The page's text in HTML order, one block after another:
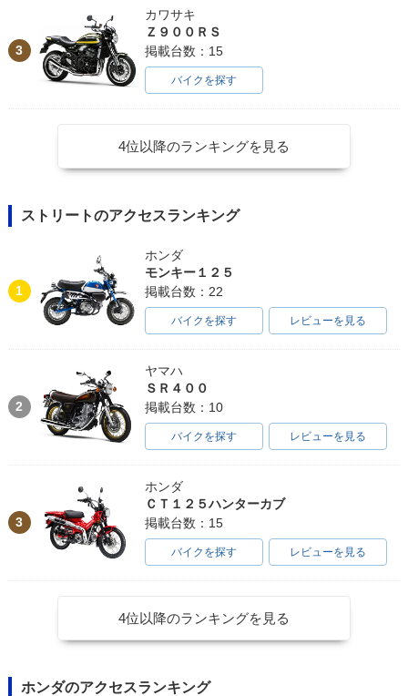
3
カワサキ
Ｚ９００ＲＳ
掲載台数：15
バイクを探す
4位以降のランキングを見る
ストリートのアクセスランキング
1
ホンダ
モンキー１２５
掲載台数：22
バイクを探す レビューを見る
2
ヤマハ
ＳＲ４００
掲載台数：10
バイクを探す レビューを見る
3
ホンダ
ＣＴ１２５ハンターカブ
掲載台数：15
バイクを探す レビューを見る
4位以降のランキングを見る
ホンダのアクセスランキング